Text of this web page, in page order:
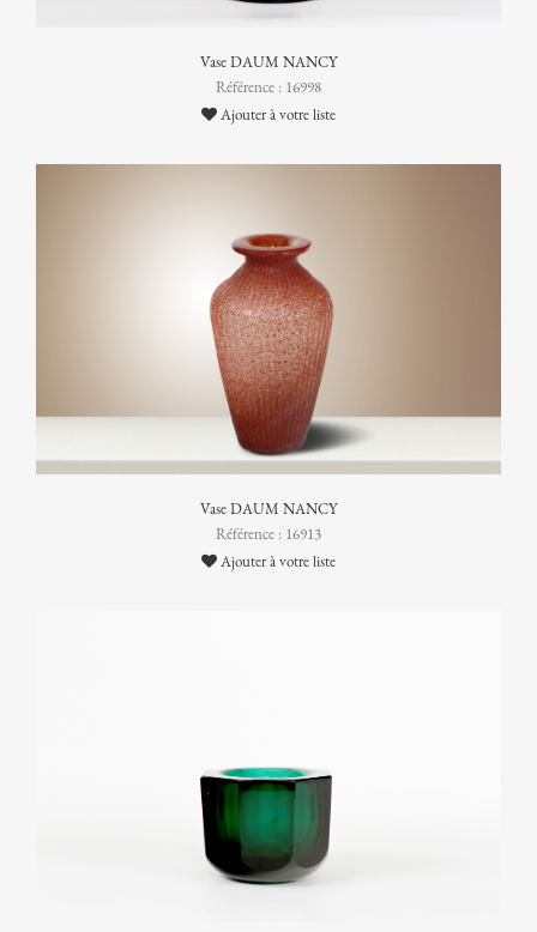
Vase DAUM NANCY
Référence : 16998
Ajouter à votre liste
Vase DAUM NANCY
Référence : 16913
Ajouter à votre liste